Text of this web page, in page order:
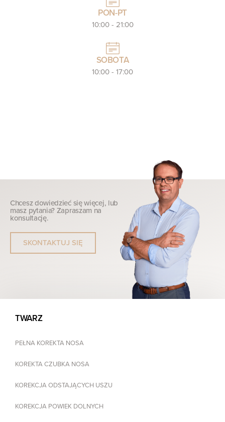
PON-PT
10:00 - 21:00
SOBOTA
10:00 - 17:00
Chcesz dowiedzieć się więcej, lub
masz pytania? Zapraszam na
konsultację.
SKONTAKTUJ SIĘ
TWARZ
PEŁNA KOREKTA NOSA
KOREKTA CZUBKA NOSA
KOREKCJA ODSTAJĄCYCH USZU
KOREKCJA POWIEK DOLNYCH